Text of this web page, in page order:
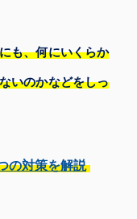
も、何にいくらか
いのかなどをしっ
の対策を解説